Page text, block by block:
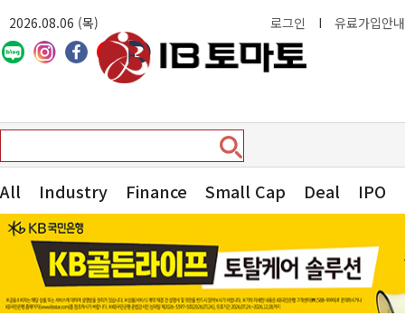
2026.08.06 (목) 로그인 I 유료가입안내
All Industry Finance Small Cap Deal IPO